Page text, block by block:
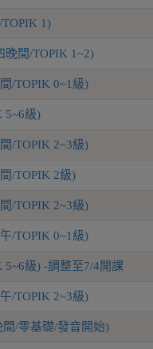
1)
晚間/TOPIK 1~2)
/TOPIK 0~1級)
5~6級)
/TOPIK 2~3級)
/TOPIK 2級)
/TOPIK 2~3級)
/TOPIK 0~1級)
5~6級) -調整至7/4開課
/TOPIK 2~3級)
間/零基礎/發音開始)